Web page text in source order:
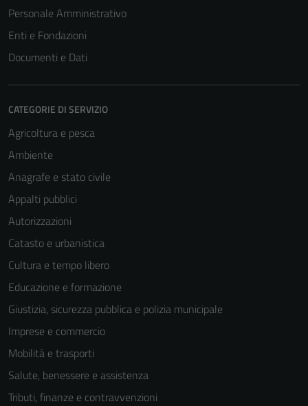
Personale Amministrativo
Enti e Fondazioni
Documenti e Dati
CATEGORIE DI SERVIZIO
Agricoltura e pesca
Ambiente
Anagrafe e stato civile
Appalti pubblici
Autorizzazioni
Catasto e urbanistica
Cultura e tempo libero
Educazione e formazione
Giustizia, sicurezza pubblica e polizia municipale
Imprese e commercio
Mobilità e trasporti
Salute, benessere e assistenza
Tributi, finanze e contravvenzioni